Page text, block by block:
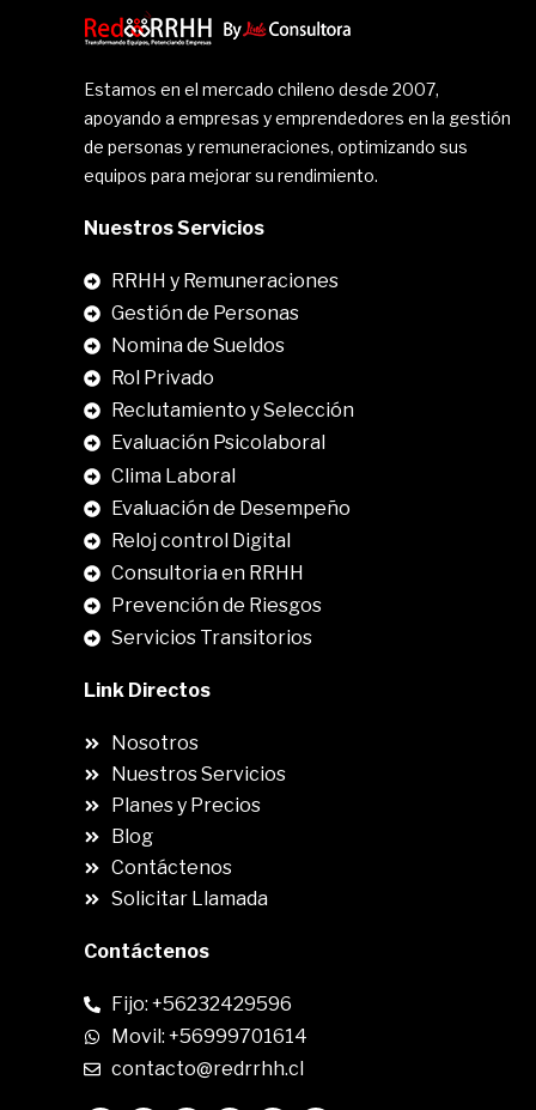
Estamos en el mercado chileno desde 2007,
apoyando a empresas y emprendedores en la gestión
de personas y remuneraciones, optimizando sus
equipos para mejorar su rendimiento.
Nuestros Servicios
RRHH y Remuneraciones
Gestión de Personas
Nomina de Sueldos
Rol Privado
Reclutamiento y Selección
Evaluación Psicolaboral
Clima Laboral
Evaluación de Desempeño
Reloj control Digital
Consultoria en RRHH
Prevención de Riesgos
Servicios Transitorios
Link Directos
Nosotros
Nuestros Servicios
Planes y Precios
Blog
Contáctenos
Solicitar Llamada
Contáctenos
Fijo: +56232429596
Movil: +56999701614
contacto@redrrhh.cl